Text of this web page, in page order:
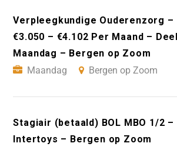
Verpleegkundige Ouderenzorg –
€3.050 – €4.102 Per Maand –
Maandag – Bergen op Zoom
Maandag
Bergen op Zoom
Stagiair (betaald) BOL MBO 1/2 –
Intertoys – Bergen op Zoom